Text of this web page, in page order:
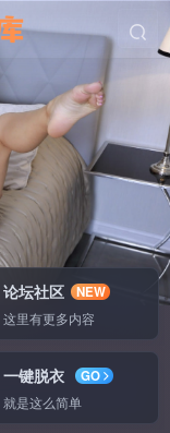
论坛社区
NEW
这里有更多内容
一键脱衣
GO
就是这么简单